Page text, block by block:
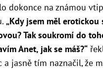
dokonce na známou
„Kdy jsem měl erotickou
Tak soukromí do
Anet, jak se máš?“
a jasně tím naznačil, že